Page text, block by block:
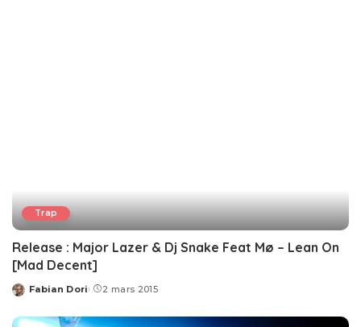
Trap
Release : Major Lazer & Dj Snake Feat Mø – Lean On
[Mad Decent]
Posted
Fabian Dori 2 mars 2015